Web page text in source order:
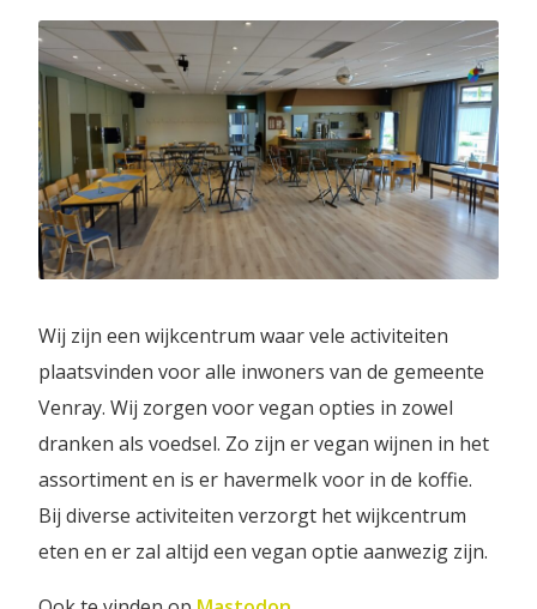
Wij zijn een wijkcentrum waar vele activiteiten
plaatsvinden voor alle inwoners van de gemeente
Venray. Wij zorgen voor vegan opties in zowel
dranken als voedsel. Zo zijn er vegan wijnen in het
assortiment en is er havermelk voor in de koffie.
Bij diverse activiteiten verzorgt het wijkcentrum
eten en er zal altijd een vegan optie aanwezig zijn.